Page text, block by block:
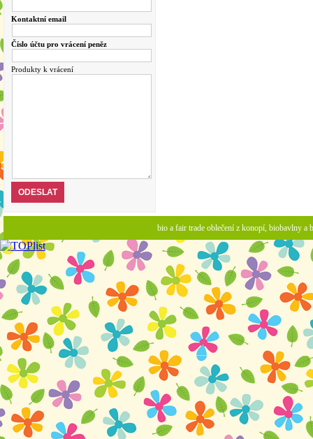
Kontaktní email
Číslo účtu pro vrácení peněz
Produkty k vrácení
bio a fair trade oblečení z konopí, biobavlny a